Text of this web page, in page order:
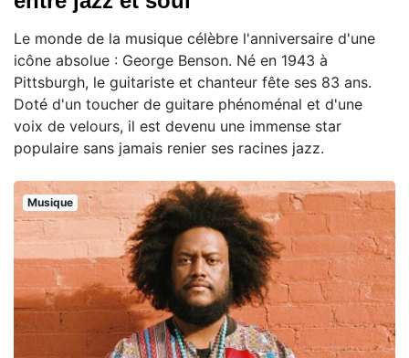
Le monde de la musique célèbre l'anniversaire d'une
icône absolue : George Benson. Né en 1943 à
Pittsburgh, le guitariste et chanteur fête ses 83 ans.
Doté d'un toucher de guitare phénoménal et d'une
voix de velours, il est devenu une immense star
populaire sans jamais renier ses racines jazz.
Musique